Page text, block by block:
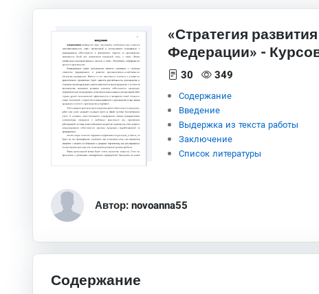
«Стратегия
Федерации» -
30 349
Содержание
Введение
Выдержка из текста работы
Заключение
Список литературы
Автор: novoanna55
Содержание